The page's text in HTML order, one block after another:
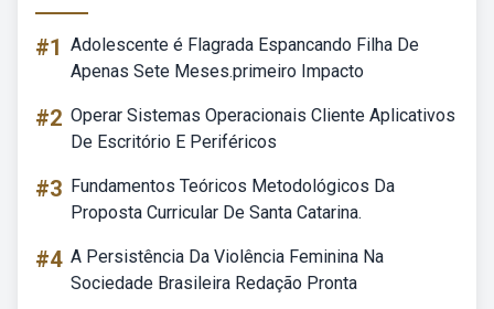
#1 Adolescente é Flagrada Espancando Filha De
Apenas Sete Meses.primeiro Impacto
#2 Operar Sistemas Operacionais Cliente Aplicativos
De Escritório E Periféricos
#3 Fundamentos Teóricos Metodológicos Da
Proposta Curricular De Santa Catarina.
#4 A Persistência Da Violência Feminina Na
Sociedade Brasileira Redação Pronta